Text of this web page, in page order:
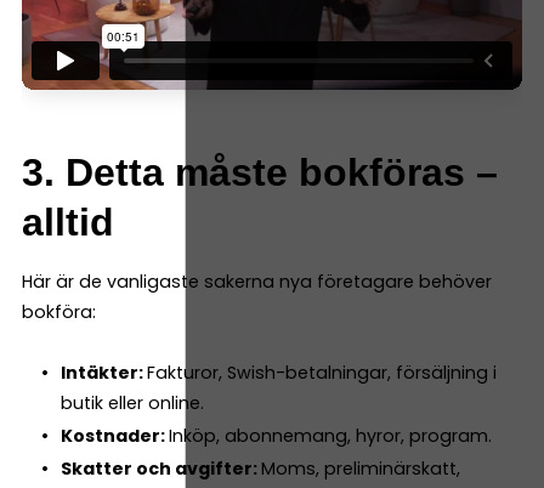
3. Detta måste bokföras –
alltid
Här är de vanligaste sakerna nya företagare behöver
bokföra:
Intäkter:Fakturor, Swish-betalningar, försäljning i
butik eller online.
Kostnader:Inköp, abonnemang, hyror, program.
Skatter och avgifter: Moms, preliminärskatt,